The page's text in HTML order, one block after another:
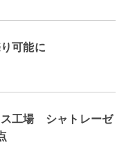
可能に
ス工場 シャトレーゼ